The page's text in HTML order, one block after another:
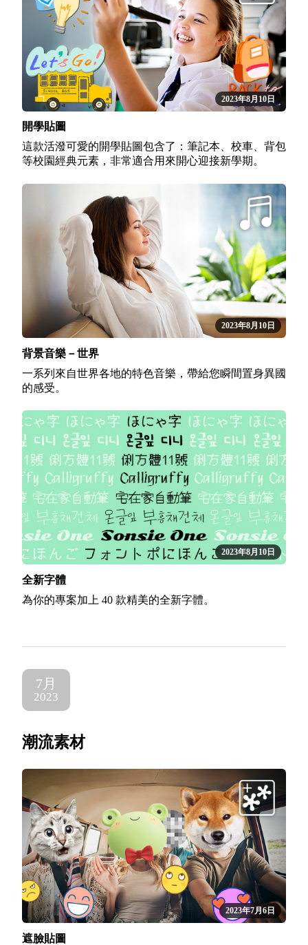
2023年8月10日
開學貼圖
這款活潑可愛的開學貼圖包含了：筆記本、校車、背包
等校園經典元素，非常適合用來開心迎接新學期。
2023年8月10日
背景音樂－世界
一系列來自世界各地的特色音樂，帶給您瞬間置身異國
的感受。
2023年8月10日
全新字體
為你的專案加上 40 款精美的全新字體。
7月
2023
潮流素材
2023年7月6日
遮臉貼圖